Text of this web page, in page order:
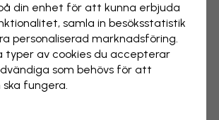
Visar sidan 1 av 1 sidor
kategorier
din enhet för att kunna erbjuda
samla in besöks­statistik
personaliserad marknads­föring.
typer av cookies du accepterar
som behövs för att
fungera.